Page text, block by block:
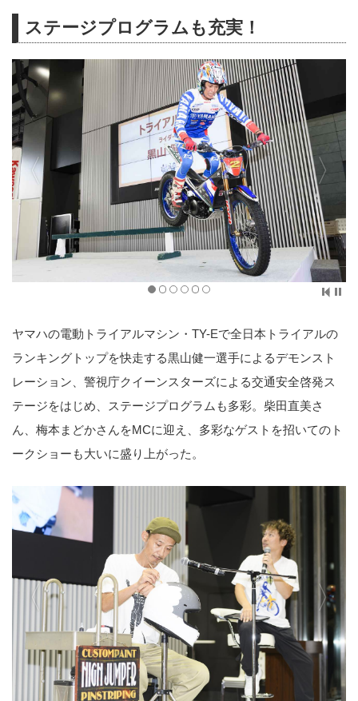
ステージプログラムも充実！
ヤマハの電動トライアルマシン・TY-Eで全日本トライアルの
ランキングトップを快走する黒山健一選手によるデモンスト
レーション、警視庁クイーンスターズによる交通安全啓発ス
テージをはじめ、ステージプログラムも多彩。柴田直美さ
ん、梅本まどかさんをMCに迎え、多彩なゲストを招いてのト
ークショーも大いに盛り上がった。